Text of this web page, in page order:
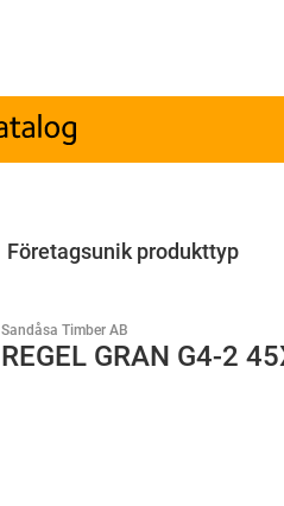
Företagsunik produkttyp
Sandåsa Timber AB
REGEL GRAN G4-2